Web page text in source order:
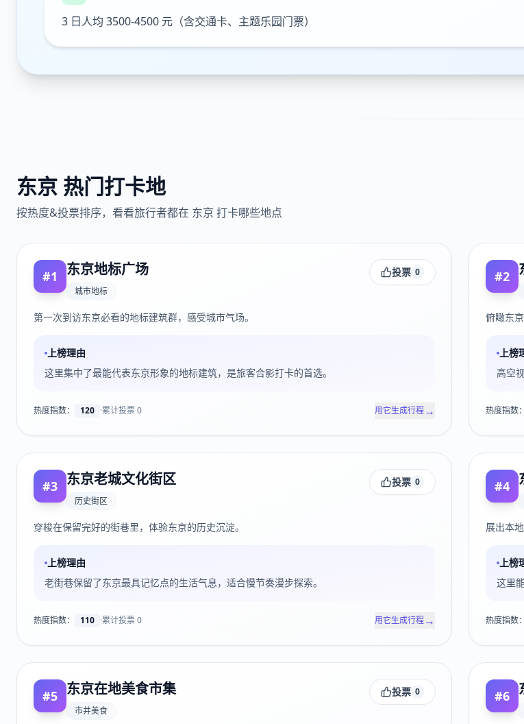
3 日人均 3500-4500 元（含交通卡、主题乐园门票）
东京 热门打卡地
按热度&投票排序，看看旅行者都在 东京 打卡哪些地点
#1 东京地标广场
城市地标
投票 0
第一次到访东京必看的地标建筑群，感受城市气场。
上榜理由
这里集中了最能代表东京形象的地标建筑，是旅客合影打卡的首选。
热度指数： 120 ·累计投票0 用它生成行程→
#2
俯瞰东
上榜
高空
热度指数：
#3 东京老城文化街区
历史街区
投票 0
穿梭在保留完好的街巷里，体验东京的历史沉淀。
上榜理由
老街巷保留了东京最具记忆点的生活气息，适合慢节奏漫步探索。
热度指数： 110 ·累计投票0 用它生成行程→
#4
展出本
上榜
这里
热度指数：
#5 东京在地美食市集
市井美食
投票 0 #6